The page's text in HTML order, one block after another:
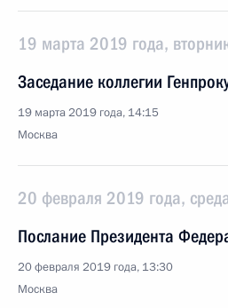
19 марта 2019 года,
Заседание коллегии
19 марта 2019 года, 14:15
Москва
20 февраля 2019 года,
Послание Президента
20 февраля 2019 года, 13:30
Москва